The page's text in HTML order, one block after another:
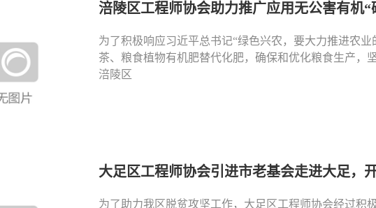
涪陵区工程师协会助力推广应用无公害有机“
为了积极响应习近平总书记“绿色兴农，要大力推进农
茶、粮食植物有机肥替代化肥，确保和优化粮食生产，
涪陵区
大足区工程师协会引进市老基会走进大足，
为了助力我区脱贫攻坚工作，大足区工程师协会经过积